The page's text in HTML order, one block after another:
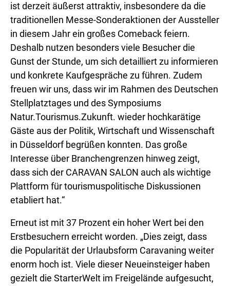
ist derzeit äußerst attraktiv, insbesondere da die
traditionellen Messe-Sonderaktionen der Aussteller
in diesem Jahr ein großes Comeback feiern.
Deshalb nutzen besonders viele Besucher die
Gunst der Stunde, um sich detailliert zu informieren
und konkrete Kaufgespräche zu führen. Zudem
freuen wir uns, dass wir im Rahmen des Deutschen
Stellplatztages und des Symposiums
Natur.Tourismus.Zukunft. wieder hochkarätige
Gäste aus der Politik, Wirtschaft und Wissenschaft
in Düsseldorf begrüßen konnten. Das große
Interesse über Branchengrenzen hinweg zeigt,
dass sich der CARAVAN SALON auch als wichtige
Plattform für tourismuspolitische Diskussionen
etabliert hat.“
Erneut ist mit 37 Prozent ein hoher Wert bei den
Erstbesuchern erreicht worden. „Dies zeigt, dass
die Popularität der Urlaubsform Caravaning weiter
enorm hoch ist. Viele dieser Neueinsteiger haben
gezielt die StarterWelt im Freigelände aufgesucht,